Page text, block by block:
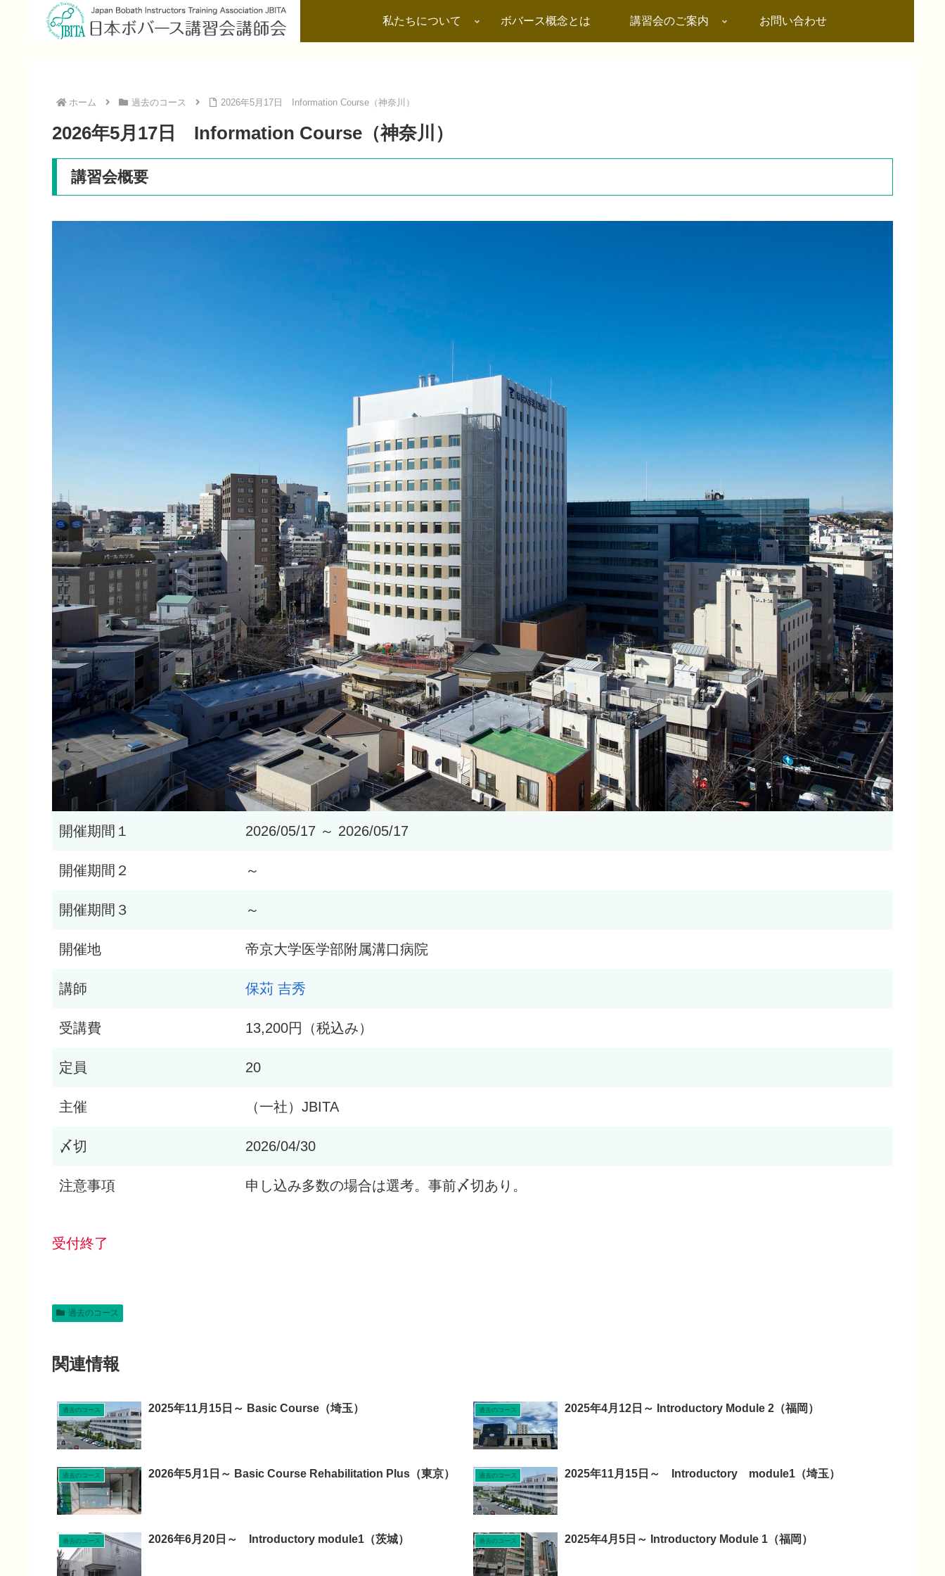
私たちについて ボバース概念とは 講習会のご案内 お問い合わせ
ホーム 過去のコース 2026年5月17日 Information Course（神奈川）
2026年5月17日 Information Course（神奈川）
講習会概要
開催期間１ 2026/05/17 ～ 2026/05/17
開催期間２ ～
開催期間３ ～
開催地 帝京大学医学部附属溝口病院
講師 保苅 吉秀
受講費 13,200円（税込み）
定員 20
主催 （一社）JBITA
〆切 2026/04/30
注意事項 申し込み多数の場合は選考。事前〆切あり。
受付終了
過去のコース
関連情報
過去のコース 2025年11月15日～ Basic Course（埼玉） 過去のコース 2025年4月12日～ Introductory Module 2（福岡）
過去のコース 2026年5月1日～ Basic Course Rehabilitation Plus（東京） 過去のコース 2025年11月15日～ Introductory module1（埼玉）
過去のコース 2026年6月20日～ Introductory module1（茨城） 過去のコース 2025年4月5日～ Introductory Module 1（福岡）